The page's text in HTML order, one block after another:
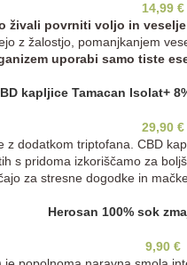
14,99 €
živali povrniti voljo in
z žalostjo, pomanjkanjem
uporabi samo tiste
kapljice Tamacan Isolat+
29,90 €
dodatkom triptofana. CBD
s pridoma izkoriščamo za
za stresne dogodke in
Herosan 100% sok
9,90 €